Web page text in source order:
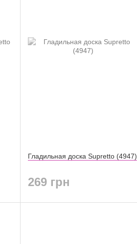
Гладильная доска Supretto (4947)
269 грн